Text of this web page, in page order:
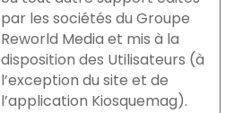
par les sociétés du Groupe
Reworld Media et mis à la
disposition des Utilisateurs (à
l’exception du site et de
l’application Kiosquemag).